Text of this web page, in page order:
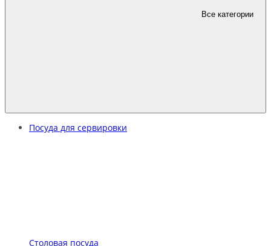
Все категории
Посуда для сервировки
Столовая посуда